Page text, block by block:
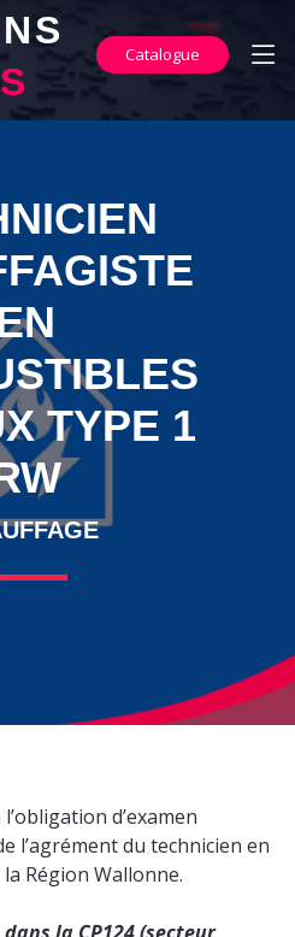
Catalogue
TYPE 1
d’examen
l’agrément du technicien en
Région Wallonne.